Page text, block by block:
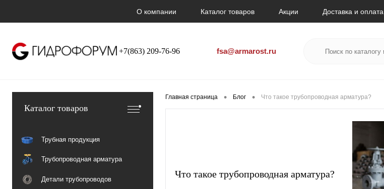
О компании Каталог товаров Акции Доставка и оплата
+7(863) 209-76-96
fsa@armarost.ru
Каталог товаров
Трубная продукция
Трубопроводная арматура
Детали трубопроводов
Главная страница • Блог • Что такое трубопроводная арматура?
Что такое трубопроводная арматура?